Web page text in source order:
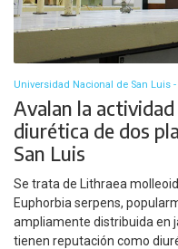
Universidad Nacional de San Luis
Avalan la
diurética de dos
San Luis
Se trata de Lithraea
Euphorbia serpens,
ampliamente distribuida en
tienen reputación como